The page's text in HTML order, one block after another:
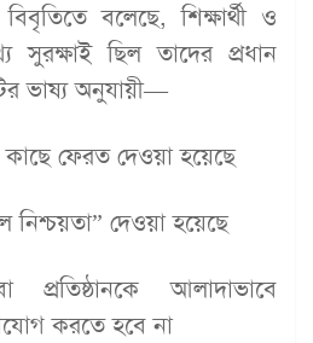
বলেছে, শিক্ষার্থী ও
সুরক্ষাই ছিল তাদের প্রধান
ভাষ্য অনুযায়ী—
ফেরত দেওয়া হয়েছে
নিশ্চয়তা” দেওয়া হয়েছে
প্রতিষ্ঠানকে আলাদাভাবে
করতে হবে না